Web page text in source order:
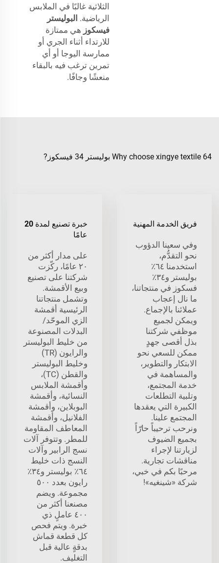
الثلاثية غالبًا في الملابس
الرياضية. البوليستر
فيسكوز هي ممتازة
للارتداء أثناء الجري أو
ممارسة اليوجا أو أي
تمرين ترغب فيه بالبقاء
منعشًا وجافًا.
Why choose xingye textile 64 بوليستر 34 فيسكوز?
فريق الخدمة المهنية
وفي سعينا الدؤوب
نحو التقدُّم،
استخدمنا ٦٤٪
بوليستر و٣٤٪
فسكوز في منتجاتنا،
ما نال إعجاب
عملائنا بالإجماع.
ويمكن لجميع
موظفي شركتنا
بذل أقصى جهدٍ
ممكن للسعي نحو
الابتكار والتطوير،
والمساهمة في
خدمة المجتمع،
وتلبية التطلعات
الكبيرة التي يعقدها
المجتمع علينا.
ونرحب ترحيباً حارّاً
بجميع الضيوف
لزيارتنا لإجراء
مناقشات تجارية.
مرحبًا بكم في خبي،
شركة «شينغيه»!
خبرة تصنيع لمدة 20
عامًا
على مدار أكثر من
٢٠ عامًا، ركّزت
شركتنا على تصنيع
وبيع الأقمشة.
وتشمل منتجاتنا
الرئيسية أقمشة
الزي الموحّد/
البدلات المصنوعة
من خليط البوليستر
والرايون (TR)
وخليط البوليستر
والقطن (TC)،
وأقمشة الملابس
النسائية، وأقمشة
البوبلاين، وأقمشة
الفلانيل، وأقمشة
المعاطف المقاومة
للمطر. وتتوفر آلات
نسج الرابير وآلات
النسج ذات خليط
٦٤٪ بوليستر و٣٤٪
رايون بعدد ٥٠٠
مجموعة. ويضم
مصنعنا أكثر من
٤٠٠ عاملٍ ذي
خبرة. ويتم فحص
كل قطعة قماش
بدقةٍ عالية قبل
التغليف.